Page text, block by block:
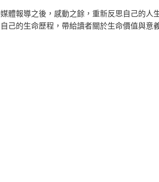
體報導之後，感動之餘，重新反思自己的人
己的生命歷程，帶給讀者關於生命價值與意